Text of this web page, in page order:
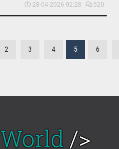
28-04-2026 02:28 520
2 3 4 5 6